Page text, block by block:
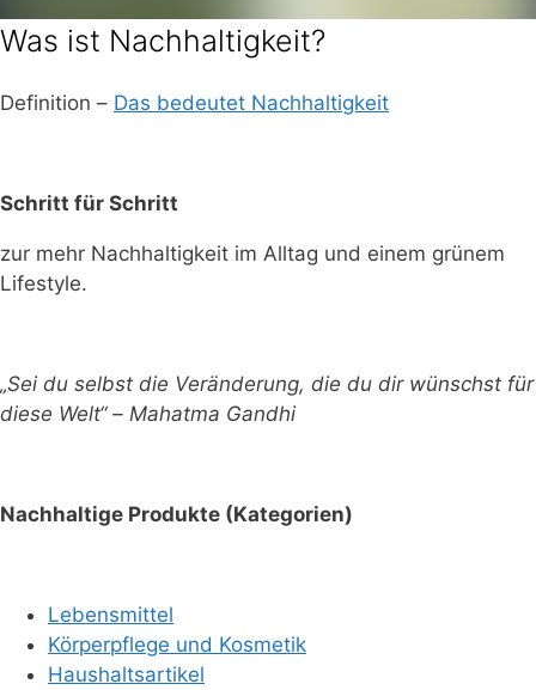
Was ist Nachhaltigkeit?
Definition – Das bedeutet Nachhaltigkeit
Schritt für Schritt
zur mehr Nachhaltigkeit im Alltag und einem grünem
Lifestyle.
„Sei du selbst die Veränderung, die du dir wünschst für
diese Welt“ – Mahatma Gandhi
Nachhaltige Produkte (Kategorien)
Lebensmittel
Körperpflege und Kosmetik
Haushaltsartikel